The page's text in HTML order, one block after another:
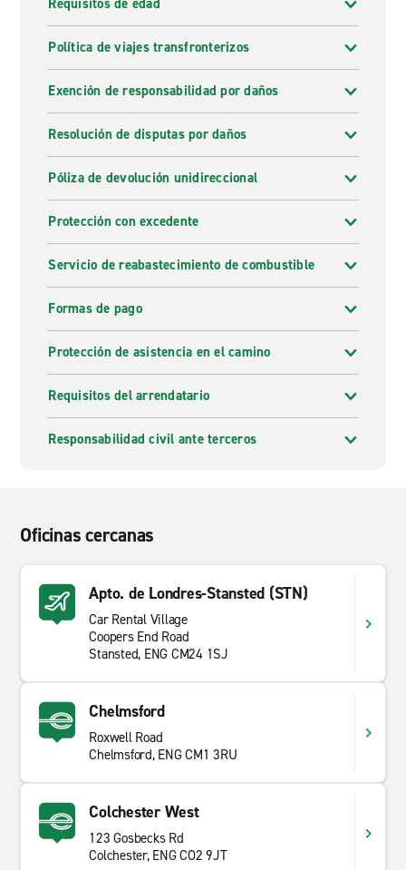
Requisitos de edad
Política de viajes transfronterizos
Exención de responsabilidad por daños
Resolución de disputas por daños
Póliza de devolución unidireccional
Protección con excedente
Servicio de reabastecimiento de combustible
Formas de pago
Protección de asistencia en el camino
Requisitos del arrendatario
Responsabilidad civil ante terceros
Oficinas cercanas
Apto. de Londres-Stansted (STN)
Car Rental Village
Coopers End Road
Stansted, ENG CM24 1SJ
Chelmsford
Roxwell Road
Chelmsford, ENG CM1 3RU
Colchester West
123 Gosbecks Rd
Colchester, ENG CO2 9JT